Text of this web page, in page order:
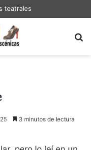
teatrales
3 minutos de lectura